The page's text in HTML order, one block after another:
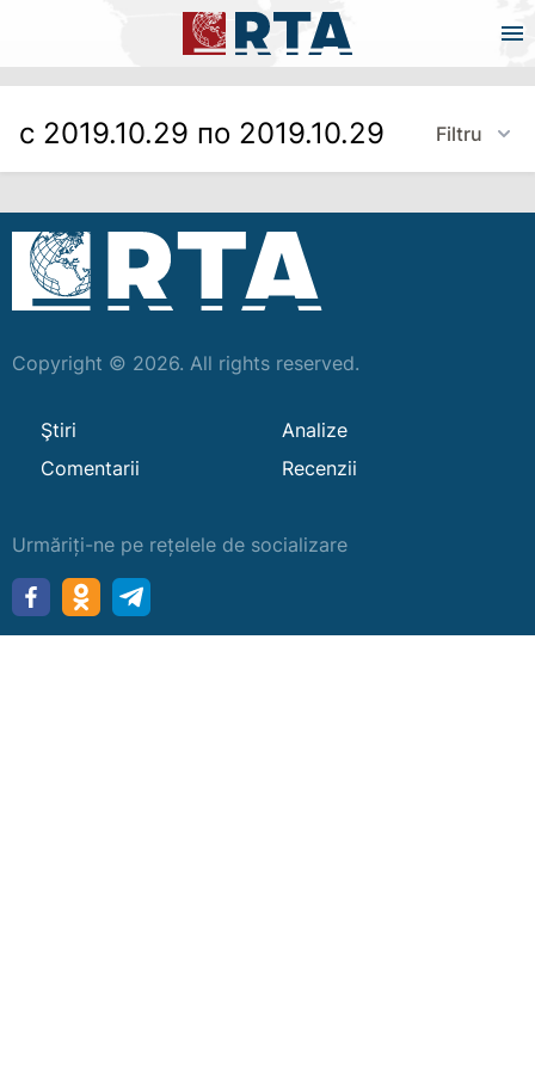
с 2019.10.29 по 2019.10.29 Filtru
Copyright © 2026. All rights reserved.
Ştiri
Analize
Comentarii
Recenzii
Urmăriți-ne pe rețelele de socializare